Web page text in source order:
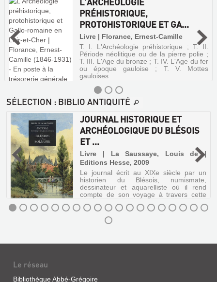
PRÉHISTORIQUE,
PROTOHISTORIQUE ET GA...
Livre | Florance, Ernest-Camille
T. I. L'Archéologie préhistorique ; T. II.
Période néolitique ou de la pierre polie ;
T. III. L'Age du bronze ; T. IV. L'Age du fer
ou époque gauloise ; T. V. Mottes
gauloises
SÉLECTION : BIBLIO ANTIQUITÉ
JOURNAL HISTORIQUE ET
ARCHÉOLOGIQUE DU BLÉSOIS
ET ...
Livre | La Saussaye, Louis de |
Editions Hesse, 2009
Le journal écrit au XIXe siècle par un
historien du Blésois, numismate,
dessinateur et aquarelliste où il rend
compte de son voyage à travers cette
région de faits archéologiques,
historiques et personnels.
ARCHÉOLOGIQUE
DU
Le réseau
Bibliothèque Abbé-Grégoire